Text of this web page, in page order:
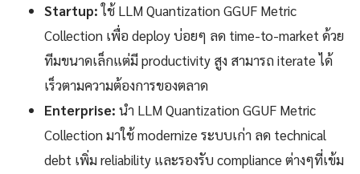
Startup:ใช้ LLM Quantization GGUF Metric
Collection เพื่อ deploy บ่อยๆ ลด time-to-market ด้วย
ทีมขนาดเล็กแต่มี productivity สูง สามารถ iterate ได้
เร็วตามความต้องการของตลาด
Enterprise: นำ LLM Quantization GGUF Metric
Collection มาใช้ modernize ระบบเก่า ลด technical
debt เพิ่ม reliability และรองรับ compliance ต่างๆที่เข้ม